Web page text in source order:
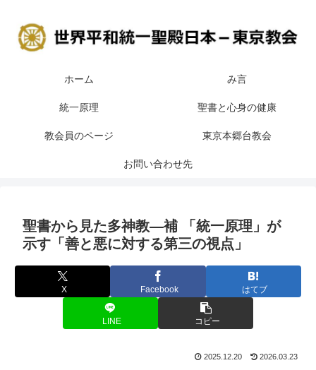
ホーム み言
統一原理 聖書と心身の健康
教会員のページ 東京本郷台教会
お問い合わせ先
聖書から見た多神教―補 「統一原理」が
示す「善と悪に対する第三の視点」
X Facebook はてブ
LINE コピー
2025.12.20 2026.03.23